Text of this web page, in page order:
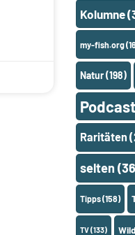
Kolumne
my-fish.org
Natur(198)
Podcast
Raritäten
selten
Tipps(158)
TV(133) Wild